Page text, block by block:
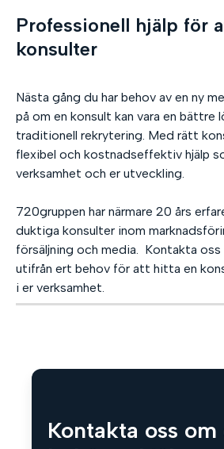
Professionell hjälp för
konsulter
Nästa gång du har behov av en ny
på om en konsult kan vara en bättre
traditionell rekrytering. Med rätt
flexibel och kostnadseffektiv hjälp
verksamhet och er utveckling.
720gruppen har närmare 20 års
duktiga konsulter inom
försäljning och media. Kontakta oss
utifrån ert behov för att hitta en
i er verksamhet.
Kontakta oss om